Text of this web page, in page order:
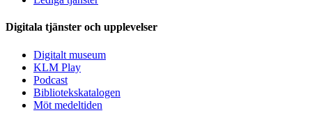
Digitala tjänster och upplevelser
Digitalt museum
KLM Play
Podcast
Bibliotekskatalogen
Möt medeltiden